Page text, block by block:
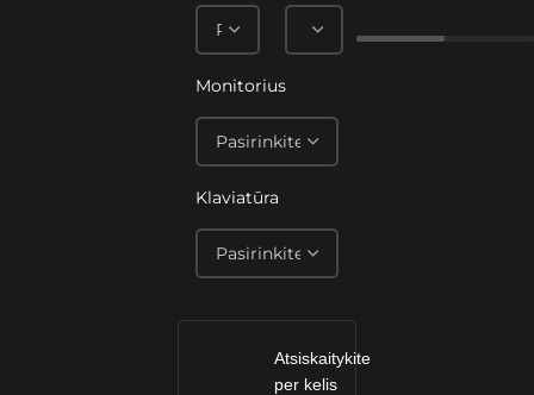
Monitorius
Klaviatūra
Atsiskaitykite
per kelis